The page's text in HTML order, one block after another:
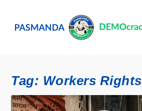
Tag: Workers Rights